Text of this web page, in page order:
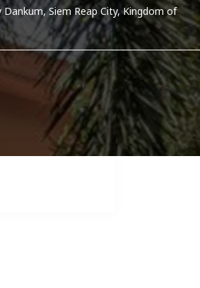
Dankum, Siem Reap City, Kingdom of